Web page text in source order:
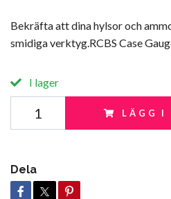
Bekräfta att dina hylsor och
smidiga verktyg.RCBS Case
I lager
LÄGG I
Dela